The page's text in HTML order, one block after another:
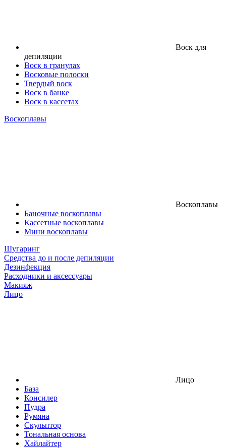
Воск для
депиляции
Воск в гранулах
Восковые полоски
Твердый воск
Воск в банке
Воск в кассетах
Воскоплавы
Воскоплавы
Баночные воскоплавы
Кассетные воскоплавы
Мини воскоплавы
Шугаринг
Средства до и после депиляции
Дезинфекция
Расходники и аксессуары
Макияж
Лицо
Лицо
База
Консилер
Пудра
Румяна
Скульптор
Тональная основа
Хайлайтер